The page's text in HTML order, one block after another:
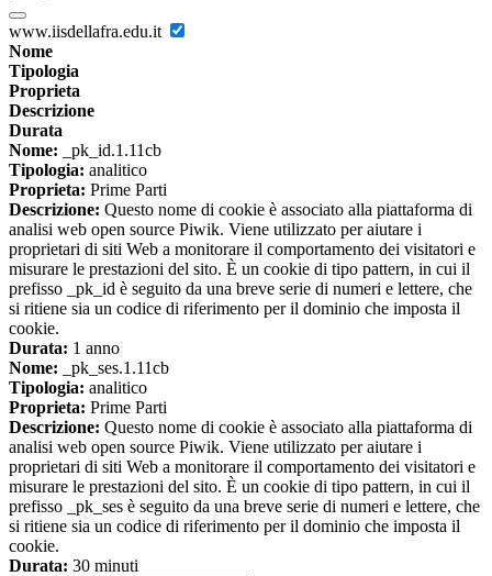
www.iisdellafra.edu.it
Nome
Tipologia
Proprieta
Descrizione
Durata
Nome: _pk_id.1.11cb
Tipologia: analitico
Proprieta: Prime Parti
Descrizione: Questo nome di cookie è associato alla piattaforma di
analisi web open source Piwik. Viene utilizzato per aiutare i
proprietari di siti Web a monitorare il comportamento dei visitatori e
misurare le prestazioni del sito. È un cookie di tipo pattern, in cui il
prefisso _pk_id è seguito da una breve serie di numeri e lettere, che
si ritiene sia un codice di riferimento per il dominio che imposta il
cookie.
Durata: 1 anno
Nome: _pk_ses.1.11cb
Tipologia: analitico
Proprieta: Prime Parti
Descrizione: Questo nome di cookie è associato alla piattaforma di
analisi web open source Piwik. Viene utilizzato per aiutare i
proprietari di siti Web a monitorare il comportamento dei visitatori e
misurare le prestazioni del sito. È un cookie di tipo pattern, in cui il
prefisso _pk_ses è seguito da una breve serie di numeri e lettere, che
si ritiene sia un codice di riferimento per il dominio che imposta il
cookie.
Durata: 30 minuti